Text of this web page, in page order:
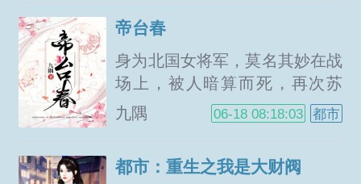
纵横都市，书写...
帝台春
身为北国女将军，莫名其妙在战
场上，被人暗算而死，再次苏
醒，竟成了敌国境内的陆家大小
姐。陆瑾觉得，这定是死对头做
他意乱情迷，以便于窃取他最大
九隅 06-18 08:18:03 都市
都市：重生之我是大财阀